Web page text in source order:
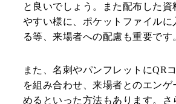
と良いでしょう。また配布した資
やすい様に、ポケットファイルに
る等、来場者への配慮も重要です
また、名刺やパンフレットにQR
を組み合わせ、来場者とのエンゲ
めるといった方法もあります。さ